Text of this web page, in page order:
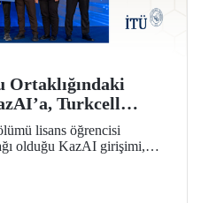
Turkcell
Yarışmasında
Ödülü”
lisans öğrencisi
olduğu KazAI girişimi,
Farklı disiplinlerden